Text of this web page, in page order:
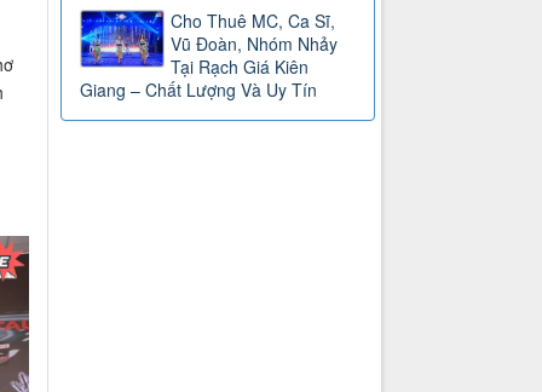
Cho Thuê MC, Ca Sĩ,
Vũ Đoàn, Nhóm Nhảy
Tại Rạch Giá Kiên
Giang – Chất Lượng Và Uy Tín